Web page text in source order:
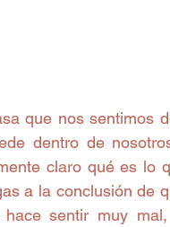
que nos sentimos
dentro de
claro qué es lo
a la conclusión de
sentir muy